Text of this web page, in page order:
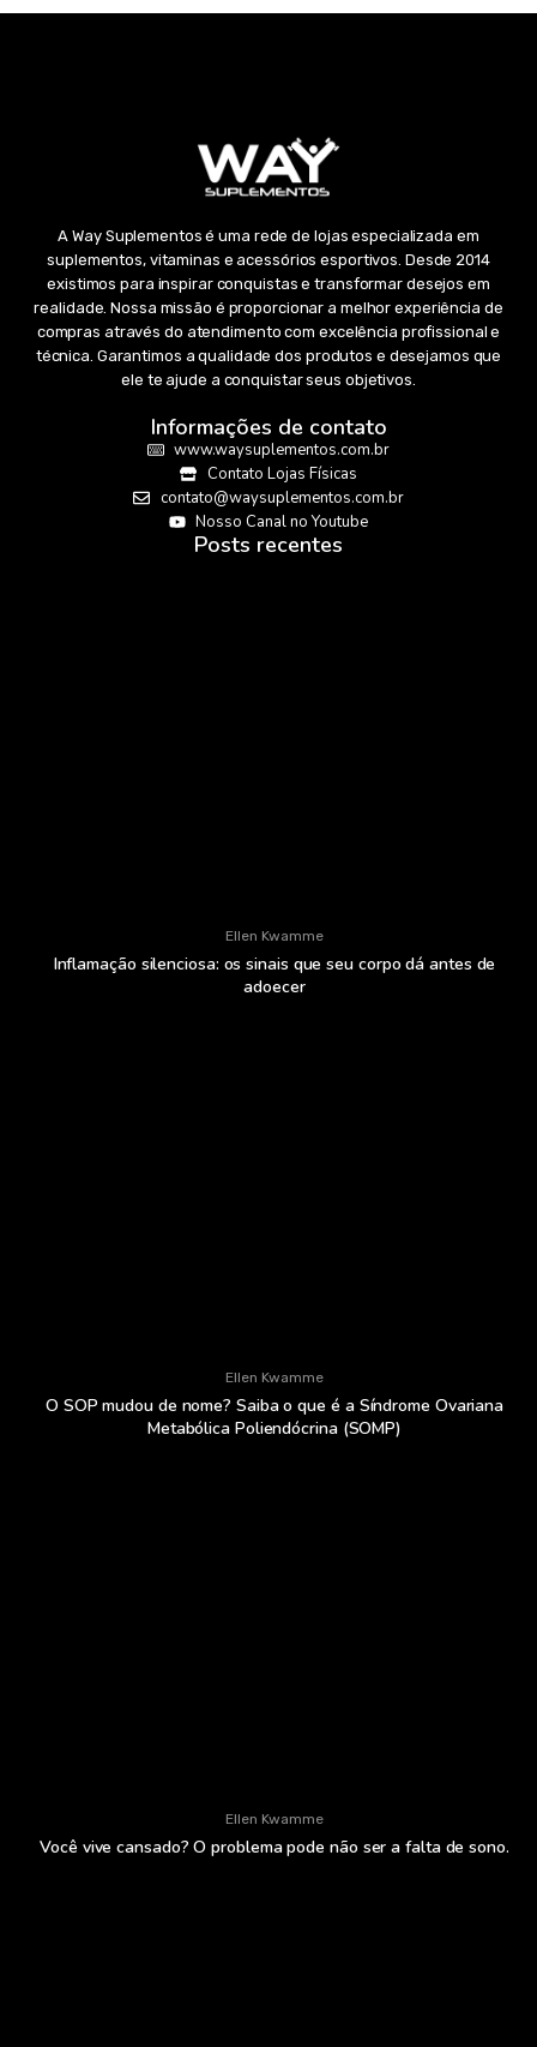
A Way Suplementos é uma rede de lojas especializada em
suplementos, vitaminas e acessórios esportivos. Desde 2014
existimos para inspirar conquistas e transformar desejos em
realidade. Nossa missão é proporcionar a melhor experiência de
compras através do atendimento com excelência profissional e
técnica. Garantimos a qualidade dos produtos e desejamos que
ele te ajude a conquistar seus objetivos.
Informações de contato
www.waysuplementos.com.br
Contato Lojas Físicas
contato@waysuplementos.com.br
Nosso Canal no Youtube
Posts recentes
Ellen Kwamme
Inflamação silenciosa: os sinais que seu corpo dá antes de
adoecer
Ellen Kwamme
O SOP mudou de nome? Saiba o que é a Síndrome Ovariana
Metabólica Poliendócrina (SOMP)
Ellen Kwamme
Você vive cansado? O problema pode não ser a falta de sono.